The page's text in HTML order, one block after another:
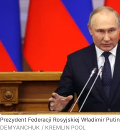
Prezydent Federacji Rosyjskiej Władimir Putin
DEMYANCHUK / KREMLIN POOL